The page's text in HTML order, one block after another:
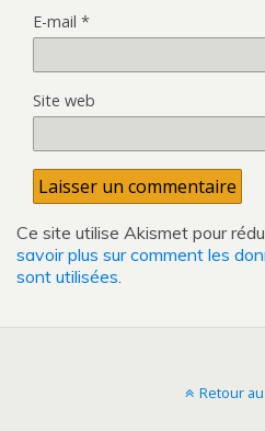
E-mail *
Site web
Ce site utilise Akismet pour
savoir plus sur comment les
sont utilisées.
Retour